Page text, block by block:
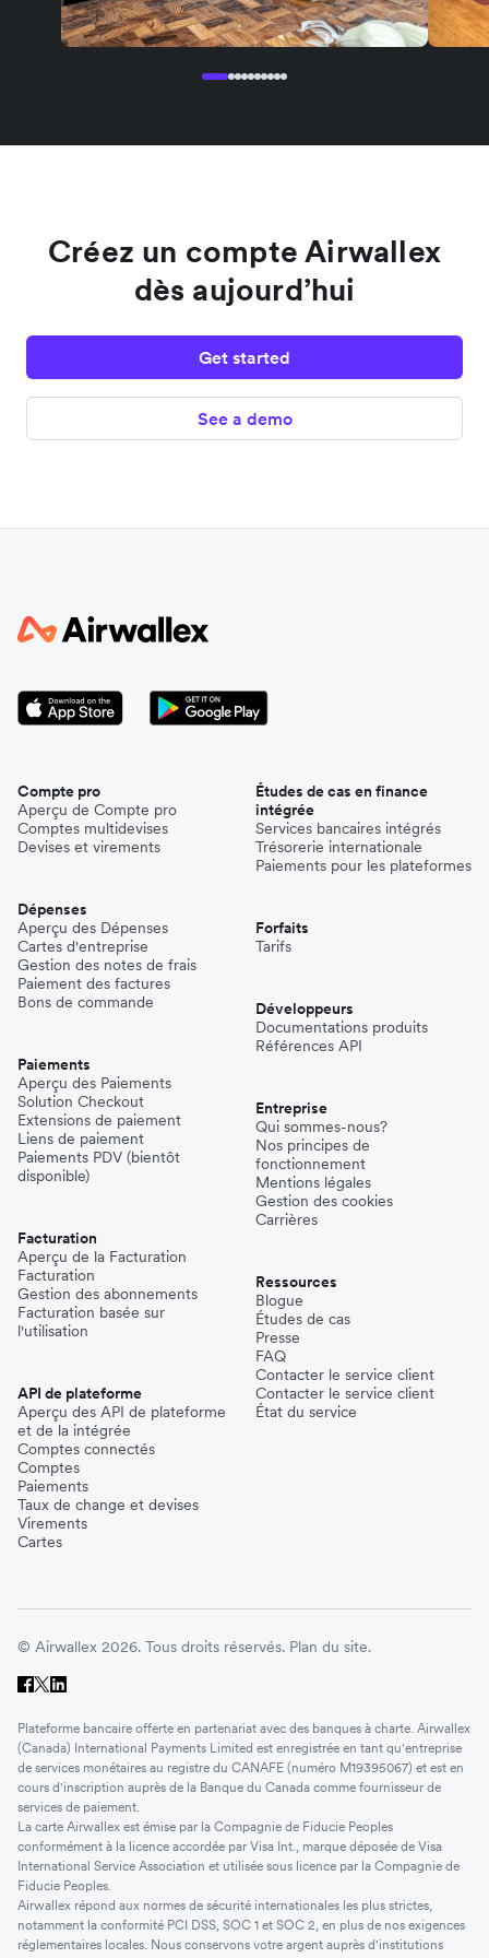
Créez un compte Airwallex
dès aujourd’hui
Get started
See a demo
Compte pro
Aperçu de Compte pro
Comptes multidevises
Devises et virements
Dépenses
Aperçu des Dépenses
Cartes d'entreprise
Gestion des notes de frais
Paiement des factures
Bons de commande
Paiements
Aperçu des Paiements
Solution Checkout
Extensions de paiement
Liens de paiement
Paiements PDV (bientôt
disponible)
Facturation
Aperçu de la Facturation
Facturation
Gestion des abonnements
Facturation basée sur
l'utilisation
API de plateforme
Aperçu des API de plateforme
et de la intégrée
Comptes connectés
Comptes
Paiements
Taux de change et devises
Virements
Cartes
Études de cas en finance
intégrée
Services bancaires intégrés
Trésorerie internationale
Paiements pour les plateformes
Forfaits
Tarifs
Développeurs
Documentations produits
Références API
Entreprise
Qui sommes-nous?
Nos principes de
fonctionnement
Mentions légales
Gestion des cookies
Carrières
Ressources
Blogue
Études de cas
Presse
FAQ
Contacter le service client
Contacter le service client
État du service
© Airwallex 2026. Tous droits réservés. Plan du site.
Plateforme bancaire offerte en partenariat avec des banques à charte. Airwallex
(Canada) International Payments Limited est enregistrée en tant qu'entreprise
de services monétaires au registre du CANAFE (numéro M19395067) et est en
cours d'inscription auprès de la Banque du Canada comme fournisseur de
services de paiement.
La carte Airwallex est émise par la Compagnie de Fiducie Peoples
conformément à la licence accordée par Visa Int., marque déposée de Visa
International Service Association et utilisée sous licence par la Compagnie de
Fiducie Peoples.
Airwallex répond aux normes de sécurité internationales les plus strictes,
notamment la conformité PCI DSS, SOC 1 et SOC 2, en plus de nos exigences
réglementaires locales. Nous conservons votre argent auprès d'institutions